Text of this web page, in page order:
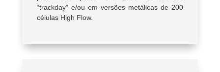
“trackday” e/ou em versões metálicas de 200
células High Flow.